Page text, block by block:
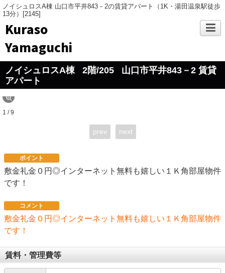
ノイシュロスA棟 山口市平井843－2の賃貸アパート（1K・湯田温泉駅徒歩
13分）[2145]
Kuraso
Yamaguchi
ノイシュロスA棟 2階/205
山口市平井843－2 賃貸
アパート
1 / 9
prev next
ポイント
敷金礼金０円◎インターネット無料も嬉しい１Ｋ角部屋物件
です！
コメント
敷金礼金０円◎インターネット無料も嬉しい１Ｋ角部屋物件
です！
賃料・管理費等